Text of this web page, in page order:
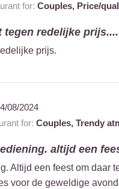
for: Couples, Price/
redelijke prijs....
prijs.
08/2024
for: Couples, Trendy
altijd een
Altijd een feest om daar
voor de geweldige